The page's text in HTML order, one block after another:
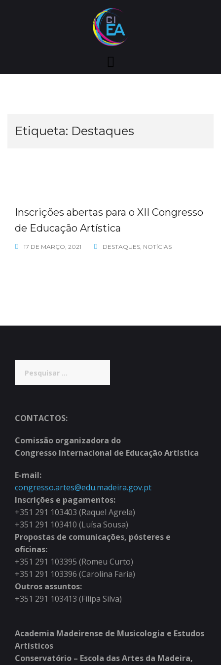
Etiqueta: Destaques
Inscrições abertas para o XII Congresso
de Educação Artística
17 DE MARÇO, 2021 DESTAQUES, NOTÍCIAS
por:
CONTACTOS:
Comissão organizadora do
Congresso Internacional de Educação Artística
E-mail:
congresso.artes@edu.madeira.gov.pt
Inscrições e pagamentos:
+351 291 103403 (Raquel Agrela)
+351 291 103410 (Luísa Sousa)
Propostas de comunicações, pósteres e
oficinas:
+351 291 103395 (Romeu Curto)
+351 291 103396 (Carolina Faria)
Outros assuntos:
+351 291 103413 (Filipa Silva)
Academia Madeirense de Musicologia e Estudos
Artísticos
Conservatório – Escola das Artes da Madeira,